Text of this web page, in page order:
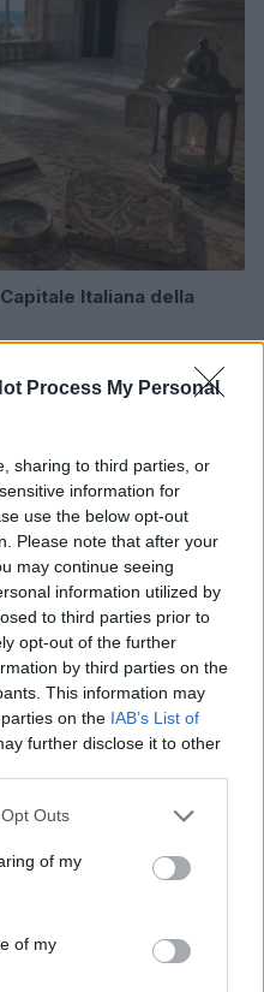
Process My Personal
sharing to third parties, or
information for
use the below opt-out
Please note that after your
may continue seeing
information utilized by
to third parties prior to
opt-out of the further
by third parties on the
This information may
on the IAB’s List of
further disclose it to other
uses one or more Google
You may click to
and its third-party tags to
purposes in below Google
Outs
of my
of my
Italiana della
saltati: la decisione di